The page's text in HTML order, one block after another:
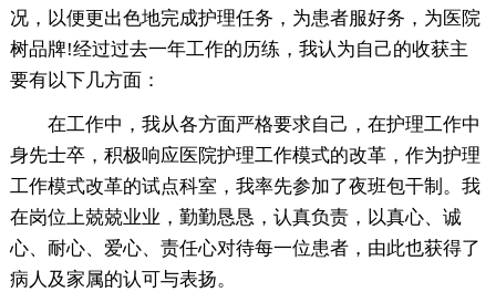
况，以便更出色地完成护理任务，为患者服好务，为医院
树品牌!经过过去一年工作的历练，我认为自己的收获主
要有以下几方面：
在工作中，我从各方面严格要求自己，在护理工作中
身先士卒，积极响应医院护理工作模式的改革，作为护理
工作模式改革的试点科室，我率先参加了夜班包干制。我
在岗位上兢兢业业，勤勤恳恳，认真负责，以真心、诚
心、耐心、爱心、责任心对待每一位患者，由此也获得了
病人及家属的认可与表扬。